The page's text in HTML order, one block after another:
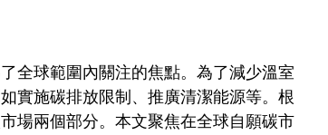
全球範圍內關注的焦點。為了減少溫室
實施碳排放限制、推廣清潔能源等。根
場兩個部分。本文聚焦在全球自願碳市